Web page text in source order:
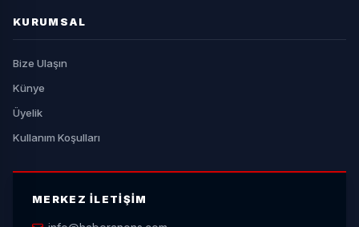
KURUMSAL
Bize Ulaşın
Künye
Üyelik
Kullanım Koşulları
MERKEZ İLETIŞIM